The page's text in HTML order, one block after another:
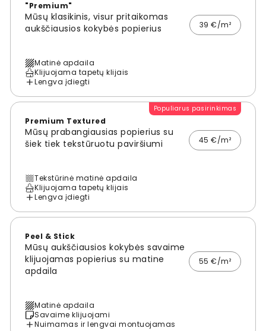
"Premium"
Mūsų klasikinis, visur pritaikomas
aukščiausios kokybės popierius
39 €/m²
Matinė apdaila
Klijuojama tapetų klijais
Lengva įdiegti
Populiarus pasirinkimas
Premium Textured
Mūsų prabangiausias popierius su
šiek tiek tekstūruotu paviršiumi
45 €/m²
Tekstūrinė matinė apdaila
Klijuojama tapetų klijais
Lengva įdiegti
Peel & Stick
Mūsų aukščiausios kokybės savaime
klijuojamas popierius su matine
apdaila
55 €/m²
Matinė apdaila
Savaime klijuojami
Nuimamas ir lengvai montuojamas